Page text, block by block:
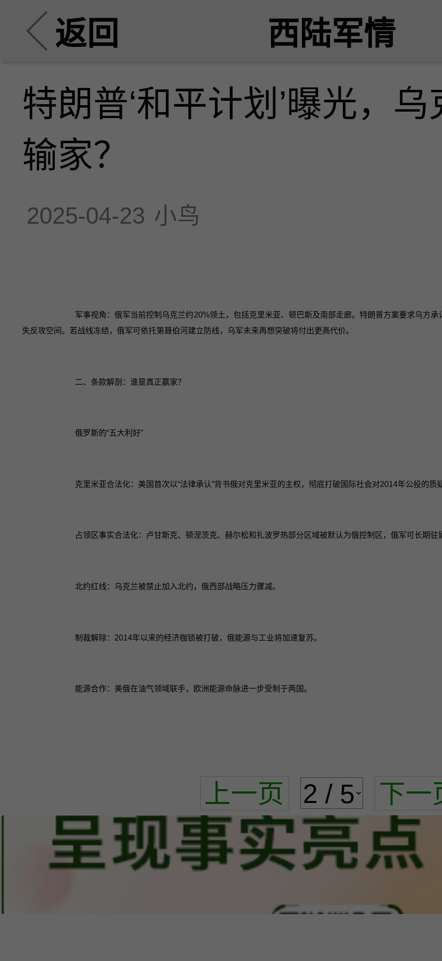
返回 西陆军情
特朗普‘和平计划’曝光，
输家？
2025-04-23 小鸟
军事视角：俄军当前控制乌克兰约20%领土，包括克里米亚、顿巴斯及南部走廊。特朗普方案要求乌方
失反攻空间。若战线冻结，俄军可依托第聂伯河建立防线，乌军未来再想突破将付出更高代价。
二、条款解剖：谁是真正赢家？
俄罗斯的“五大利好”
克里米亚合法化：美国首次以“法律承认”背书俄对克里米亚的主权，彻底打破国际社会对2014年公投的质
占领区事实合法化：卢甘斯克、顿涅茨克、赫尔松和扎波罗热部分区域被默认为俄控制区，俄军可长期驻
北约红线：乌克兰被禁止加入北约，俄西部战略压力骤减。
制裁解除：2014年以来的经济枷锁被打破，俄能源与工业将加速复苏。
能源合作：美俄在油气领域联手，欧洲能源命脉进一步受制于两国。
上一页 下一